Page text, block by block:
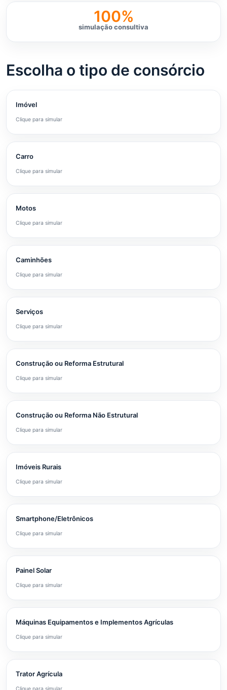
100%
simulação consultiva
Escolha o tipo de consórcio
Imóvel
Clique para simular
Carro
Clique para simular
Motos
Clique para simular
Caminhões
Clique para simular
Serviços
Clique para simular
Construção ou Reforma Estrutural
Clique para simular
Construção ou Reforma Não Estrutural
Clique para simular
Imóveis Rurais
Clique para simular
Smartphone/Eletrônicos
Clique para simular
Painel Solar
Clique para simular
Máquinas Equipamentos e Implementos Agrículas
Clique para simular
Trator Agrícula